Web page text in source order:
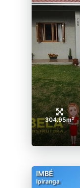
304.95m²
IMBÉ
Ipiranga